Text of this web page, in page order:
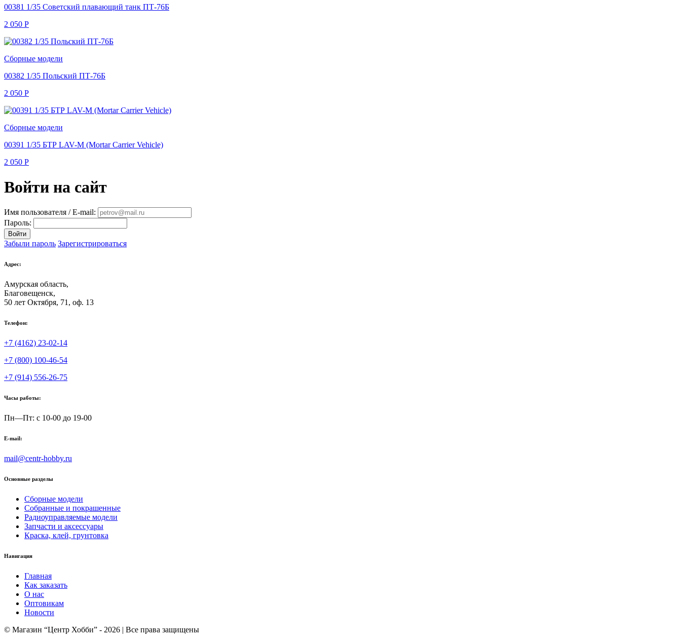
00381 1/35 Советский плавающий танк ПТ-76Б
2 050 Р
Сборные модели
00382 1/35 Польский ПТ-76Б
2 050 Р
Сборные модели
00391 1/35 БТР LAV-M (Mortar Carrier Vehicle)
2 050 Р
Войти на сайт
Имя пользователя / E-mail:
Пароль:
Войти
Забыли пароль Зарегистрироваться
Адрес:
Амурская область,
Благовещенск,
50 лет Октября, 71, оф. 13
Телефон:
+7 (4162) 23-02-14
+7 (800) 100-46-54
+7 (914) 556-26-75
Часы работы:
Пн—Пт: с 10-00 до 19-00
E-mail:
mail@centr-hobby.ru
Основные разделы
Сборные модели
Собранные и покрашенные
Радиоуправляемые модели
Запчасти и аксессуары
Краска, клей, грунтовка
Навигация
Главная
Как заказать
О нас
Оптовикам
Новости
© Магазин “Центр Хобби” - 2026 | Все права защищены